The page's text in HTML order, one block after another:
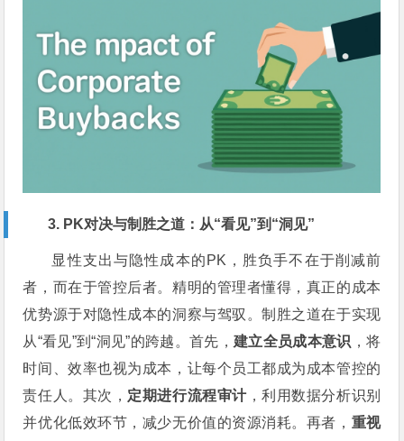
3. PK对决与制胜之道：从“看见”到“洞见”
显性支出与隐性成本的PK，胜负手不在于削减前
者，而在于管控后者。精明的管理者懂得，真正的成本
优势源于对隐性成本的洞察与驾驭。制胜之道在于实现
从“看见”到“洞见”的跨越。首先，建立全员成本意识 ，将
时间、效率也视为成本，让每个员工都成为成本管控的
责任人。其次， 定期进行流程审计，利用数据分析识别
并优化低效环节，减少无价值的资源消耗。再者， 重视